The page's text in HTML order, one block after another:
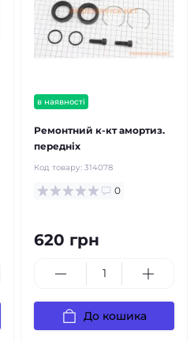
в наявності
Ремонтний к-кт амортиз.
передніх
Код товару: 314078
0
620 грн
До кошика